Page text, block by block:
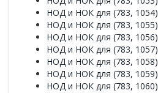
НОД и НОК для (783, 1054)
НОД и НОК для (783, 1055)
НОД и НОК для (783, 1056)
НОД и НОК для (783, 1057)
НОД и НОК для (783, 1058)
НОД и НОК для (783, 1059)
НОД и НОК для (783, 1060)